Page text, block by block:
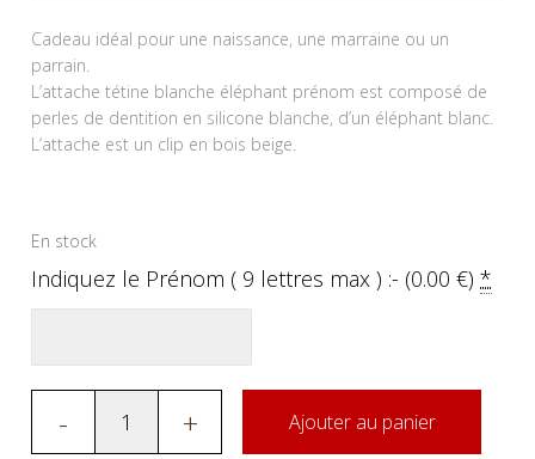
Cadeau idéal pour une naissance, une marraine ou un
parrain.
L’attache tétine blanche éléphant prénom est composé de
perles de dentition en silicone blanche, d’un éléphant blanc.
L’attache est un clip en bois beige.
En stock
Indiquez le Prénom ( 9 lettres max ) :- (0.00€)*
- + Ajouter au panier